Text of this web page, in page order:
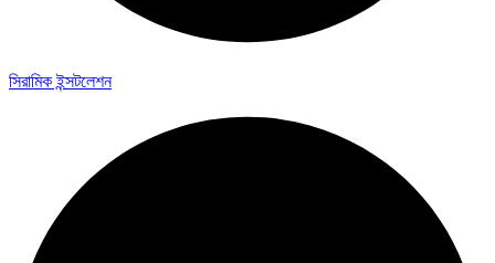
সিরামিক ইন্সটলেশন